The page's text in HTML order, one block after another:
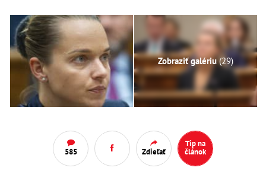
Zobraziť galériu(29)
585 Zdieľať
Tip na
článok